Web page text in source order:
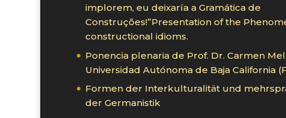
implorem, eu deixaría a Gramática de
Construções!”Presentation of the
constructional idioms.
Ponencia plenaria de Prof. Dr. Carmen
Universidad Autónoma de Baja California
Formen der Interkulturalität und
der Germanistik